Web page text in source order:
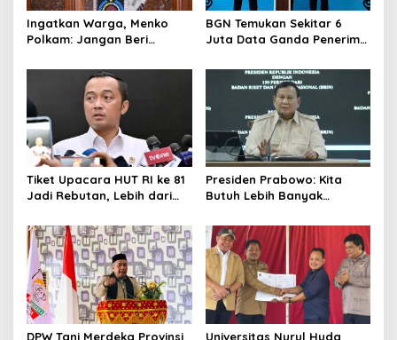
Ingatkan Warga, Menko
Polkam: Jangan Beri
Lebih Dulu
BGN Temukan Sekitar 6
Juta Data Ganda Penerima
Sudaryono
Tiket Upacara HUT RI ke 81
Jadi Rebutan, Lebih dari
dalam Sehari
Presiden Prabowo: Kita
Butuh Lebih Banyak
Sains dan Teknologi
DPW Tani Merdeka Provinsi
Universitas Nurul Huda